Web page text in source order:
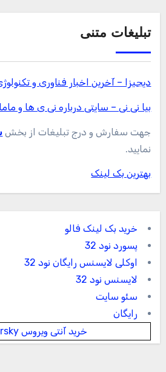
تبلیغات متنی
دیجیزا – آخرین اخبار فناوری و
بیا نی نی – سایتی درباره نی ی ها و
جهت سفارش و درج تبلیغات از بخش
نمایید.
بهترین بک لینک
خرید بک لینک فالو
پسورد نود 32
اوکلی لایسنس رایگان نود 32
لایسنس نود 32
سئو سایت
رایگان
خرید آنتی ویروس Kaspersky